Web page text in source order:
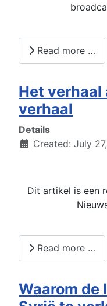
Read more …
Het verhaal
verhaal
Details
Created: July
Dit artikel is een
Read more …
Waarom de